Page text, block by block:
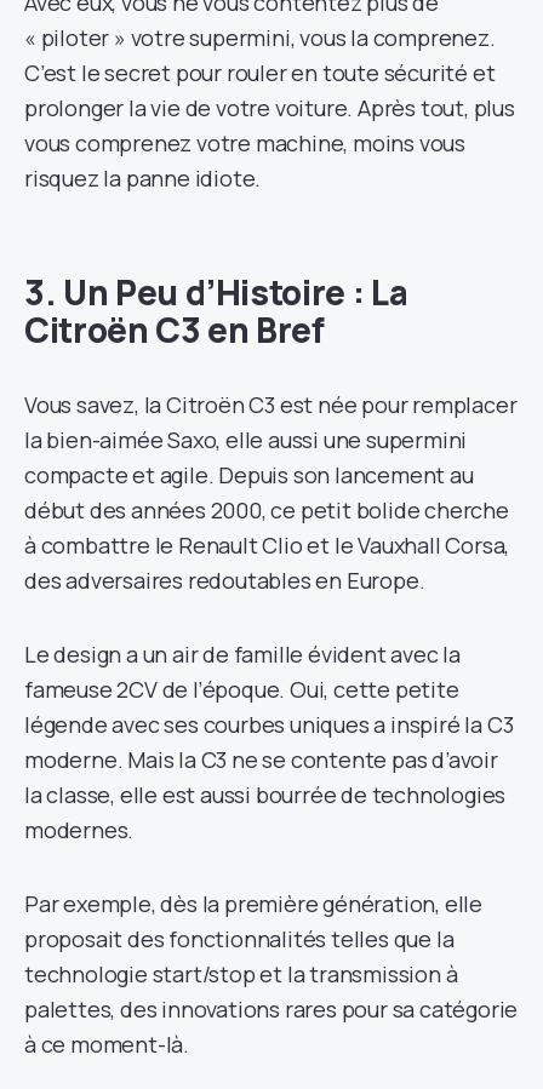
« piloter » votre supermini, vous la comprenez.
C’est le secret pour rouler en toute sécurité et
prolonger la vie de votre voiture. Après tout, plus
vous comprenez votre machine, moins vous
risquez la panne idiote.
3. Un Peu d’Histoire : La
Citroën C3 en Bref
Vous savez, la Citroën C3 est née pour remplacer
la bien-aimée Saxo, elle aussi une supermini
compacte et agile. Depuis son lancement au
début des années 2000, ce petit bolide cherche
à combattre le Renault Clio et le Vauxhall Corsa,
des adversaires redoutables en Europe.
Le design a un air de famille évident avec la
fameuse 2CV de l’époque. Oui, cette petite
légende avec ses courbes uniques a inspiré la C3
moderne. Mais la C3 ne se contente pas d’avoir
la classe, elle est aussi bourrée de technologies
modernes.
Par exemple, dès la première génération, elle
proposait des fonctionnalités telles que la
technologie start/stop et la transmission à
palettes, des innovations rares pour sa catégorie
à ce moment-là.